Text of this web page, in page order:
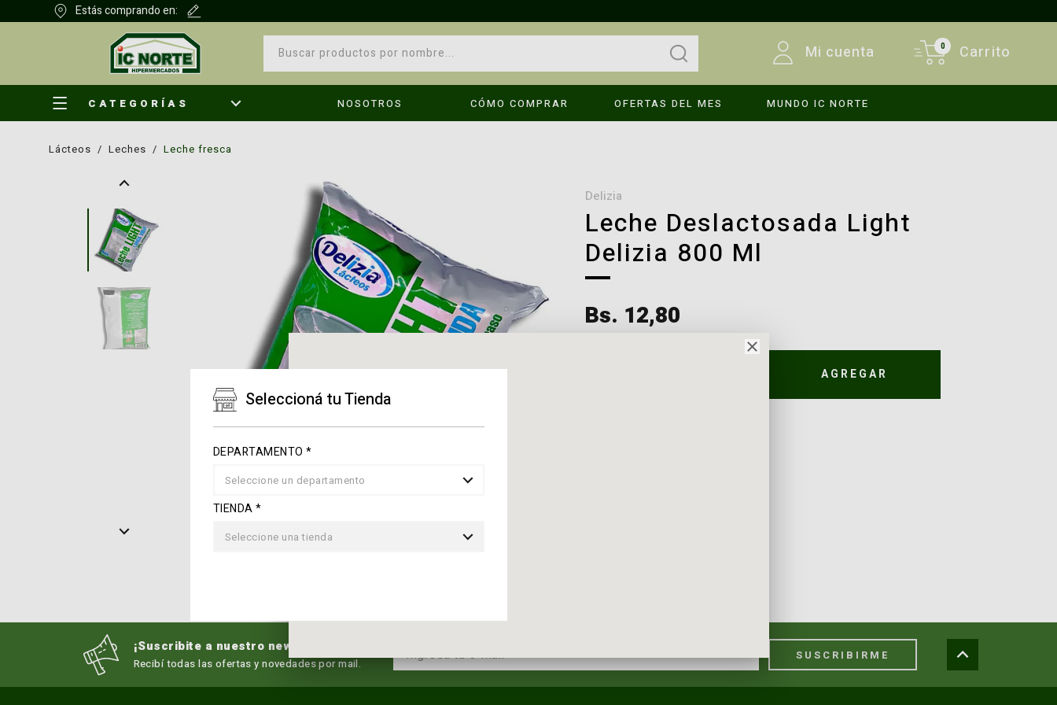
Estás comprando en:
¿Qué hago?
Compruebe los términos introducidos.
Intenta utilizar una sola palabra.
Utilice términos genéricos en la búsqueda.
Busque utilizar sinónimos al término deseado.
Mi cuenta
INICIAR SESIÓN
0 Carrito
CATEGORÍAS NOSOTROS CÓMO COMPRAR OFERTAS DEL MES MUNDO IC NORTE
lácteos / leches / leche fresca
delizia
Leche Deslactosada Light
Delizia 800 Ml
Bs. 12,80
AGREGAR
¡Suscribite a nuestro newsletter!
Recibí todas las ofertas y novedades por mail.
SUSCRIBIRME
Seleccioná tu Tienda
DEPARTAMENTO *
Seleccione un departamento
TIENDA *
Seleccione una tienda